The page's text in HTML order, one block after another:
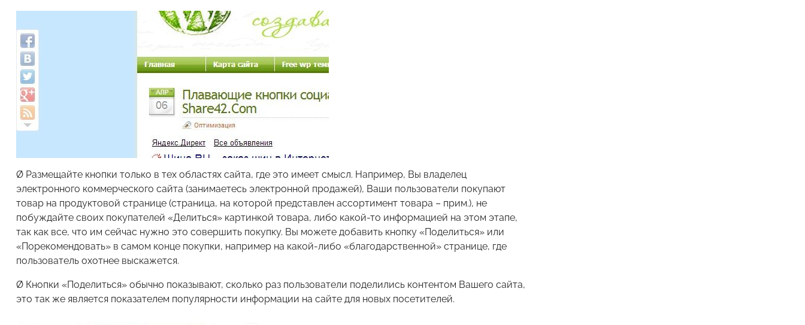
Ø Размещайте кнопки только в тех областях сайта, где это имеет смысл. Например, Вы владелец
электронного коммерческого сайта (занимаетесь электронной продажей), Ваши пользователи покупают
товар на продуктовой странице (страница, на которой представлен ассортимент товара – прим.), не
побуждайте своих покупателей «Делиться» картинкой товара, либо какой-то информацией на этом этапе,
так как все, что им сейчас нужно это совершить покупку. Вы можете добавить кнопку «Поделиться» или
«Порекомендовать» в самом конце покупки, например на какой-либо «благодарственной» странице, где
пользователь охотнее выскажется.
Ø Кнопки «Поделиться» обычно показывают, сколько раз пользователи поделились контентом Вашего сайта,
это так же является показателем популярности информации на сайте для новых посетителей.